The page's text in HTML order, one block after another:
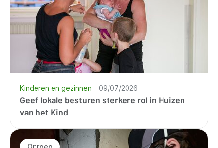
Geef lokale besturen sterkere rol in Huizen
van het Kind
Kinderen en gezinnen 09/07/2026